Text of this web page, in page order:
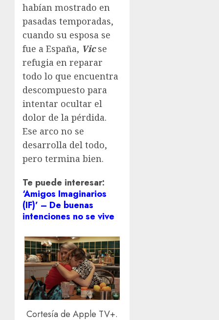
habían mostrado en
pasadas temporadas,
cuando su esposa se
fue a España, Vicse
refugia en reparar
todo lo que encuentra
descompuesto para
intentar ocultar el
dolor de la pérdida.
Ese arco no se
desarrolla del todo,
pero termina bien.
Te puede interesar:
‘Amigos Imaginarios
(IF)’ – De buenas
intenciones no se vive
Cortesía de Apple TV+.